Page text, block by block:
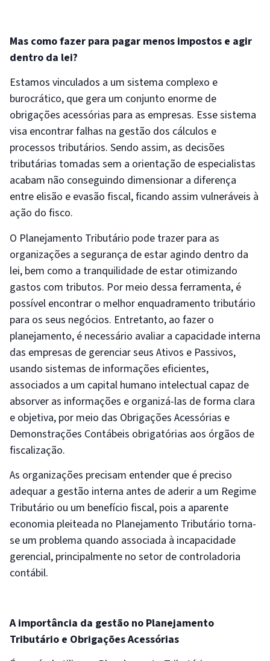
Mas como fazer para pagar menos impostos e agir
dentro da lei?
Estamos vinculados a um sistema complexo e
burocrático, que gera um conjunto enorme de
obrigações acessórias para as empresas. Esse sistema
visa encontrar falhas na gestão dos cálculos e
processos tributários. Sendo assim, as decisões
tributárias tomadas sem a orientação de especialistas
acabam não conseguindo dimensionar a diferença
entre elisão e evasão fiscal, ficando assim vulneráveis à
ação do fisco.
O Planejamento Tributário pode trazer para as
organizações a segurança de estar agindo dentro da
lei, bem como a tranquilidade de estar otimizando
gastos com tributos. Por meio dessa ferramenta, é
possível encontrar o melhor enquadramento tributário
para os seus negócios. Entretanto, ao fazer o
planejamento, é necessário avaliar a capacidade interna
das empresas de gerenciar seus Ativos e Passivos,
usando sistemas de informações eficientes,
associados a um capital humano intelectual capaz de
absorver as informações e organizá-las de forma clara
e objetiva, por meio das Obrigações Acessórias e
Demonstrações Contábeis obrigatórias aos órgãos de
fiscalização.
As organizações precisam entender que é preciso
adequar a gestão interna antes de aderir a um Regime
Tributário ou um benefício fiscal, pois a aparente
economia pleiteada no Planejamento Tributário torna-
se um problema quando associada à incapacidade
gerencial, principalmente no setor de controladoria
contábil.
A importância da gestão no Planejamento
Tributário e Obrigações Acessórias